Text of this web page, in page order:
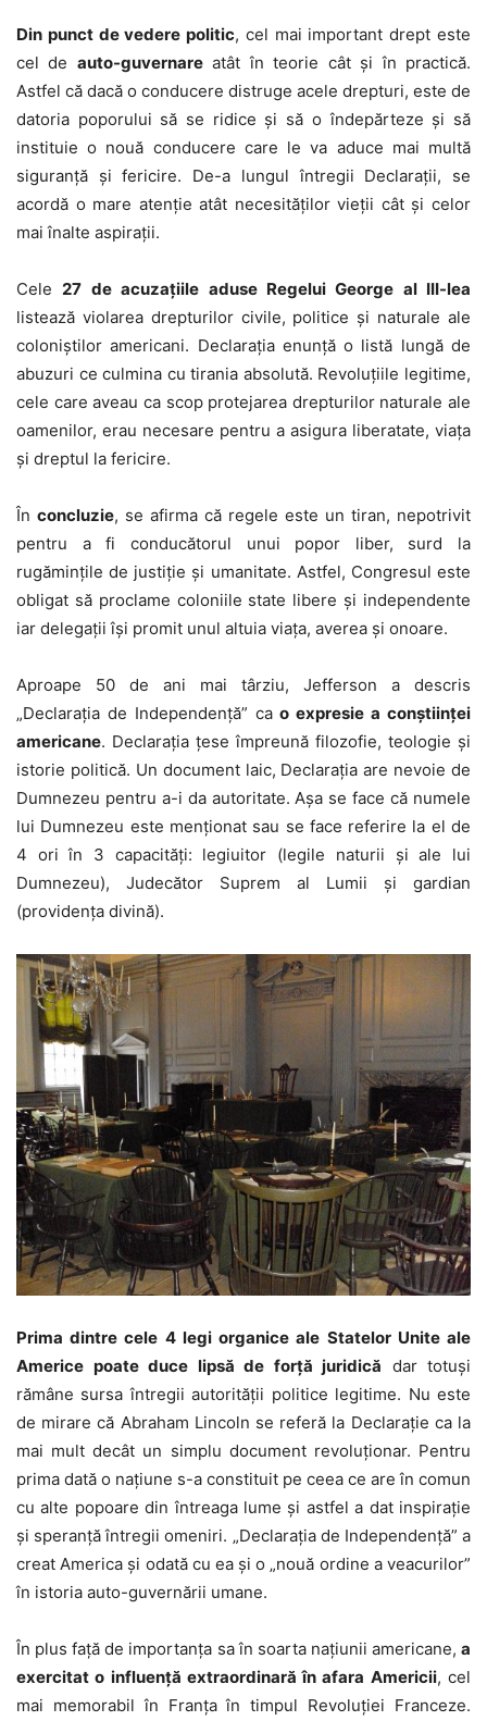
Din punct de vedere politic, cel mai important drept este
cel de auto-guvernareatât în teorie cât și în practică.
Astfel că dacă o conducere distruge acele drepturi, este de
datoria poporului să se ridice și să o îndepărteze și să
instituie o nouă conducere care le va aduce mai multă
siguranță și fericire. De-a lungul întregii Declarații, se
acordă o mare atenție atât necesităților vieții cât și celor
mai înalte aspirații.
Cele27 de acuzațiile aduse Regelui George al III-lea
listează violarea drepturilor civile, politice și naturale ale
coloniștilor americani. Declarația enunță o listă lungă de
abuzuri ce culmina cu tirania absolută. Revoluțiile legitime,
cele care aveau ca scop protejarea drepturilor naturale ale
oamenilor, erau necesare pentru a asigura liberatate, viața
și dreptul la fericire.
În concluzie, se afirma că regele este un tiran, nepotrivit
pentru a fi conducătorul unui popor liber, surd la
rugămințile de justiție și umanitate. Astfel, Congresul este
obligat să proclame coloniile state libere și independente
iar delegații își promit unul altuia viața, averea și onoare.
Aproape 50 de ani mai târziu, Jefferson a descris
„Declarația de Independență” cao expresie a conștiinței
americane. Declarația țese împreună filozofie, teologie și
istorie politică. Un document laic, Declarația are nevoie de
Dumnezeu pentru a-i da autoritate. Așa se face că numele
lui Dumnezeu este menționat sau se face referire la el de
4 ori în 3 capacități: legiuitor (legile naturii și ale lui
Dumnezeu), Judecător Suprem al Lumii și gardian
(providența divină).
Prima dintre cele 4 legi organice ale Statelor Unite ale
Americe poate duce lipsă de forță juridică dar totuși
rămâne sursa întregii autorității politice legitime. Nu este
de mirare că Abraham Lincoln se referă la Declarație ca la
mai mult decât un simplu document revoluționar. Pentru
prima dată o națiune s-a constituit pe ceea ce are în comun
cu alte popoare din întreaga lume și astfel a dat inspirație
și speranță întregii omeniri. „Declarația de Independență” a
creat America și odată cu ea și o „nouă ordine a veacurilor”
în istoria auto-guvernării umane.
În plus față de importanța sa în soarta națiunii americane, a
exercitat o influență extraordinară în afara Americii, cel
mai memorabil în Franța în timpul Revoluției Franceze.